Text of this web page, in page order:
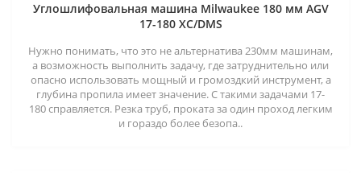
Углошлифовальная машина Milwaukee 180 мм AGV
17-180 XC/DMS
Нужно понимать, что это не альтернатива 230мм машинам,
а возможность выполнить задачу, где затруднительно или
опасно использовать мощный и громоздкий инструмент, а
глубина пропила имеет значение. С такими задачами 17-
180 справляется. Резка труб, проката за один проход легким
и гораздо более безопа..